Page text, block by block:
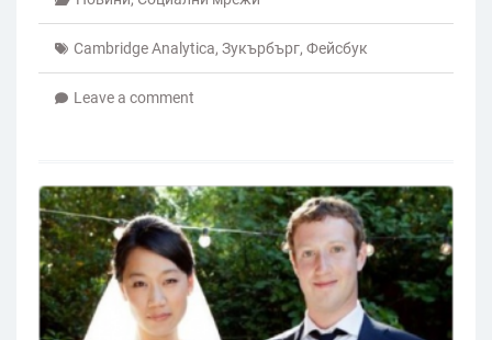
Cambridge Analytica, Зукърбърг, Фейсбук
Leave a comment